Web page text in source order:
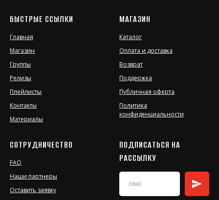
БЫСТРЫЕ ССЫЛКИ
Главная
Магазин
Группы
Релизы
Плейлисты
Контакты
Материалы
МАГАЗИН
Каталог
Оплата и доставка
Возврат
Поддержка
Публичная оферта
Политика
конфиденциальности
СОТРУДНИЧЕСТВО
FAQ
Наши партнеры
Оставить заявку
ПОДПИСАТЬСЯ НА
РАССЫЛКУ